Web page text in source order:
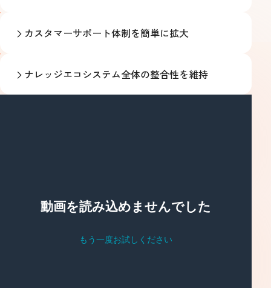
カスタマーサポート体制を簡単に拡大
ナレッジエコシステム全体の整合性を維持